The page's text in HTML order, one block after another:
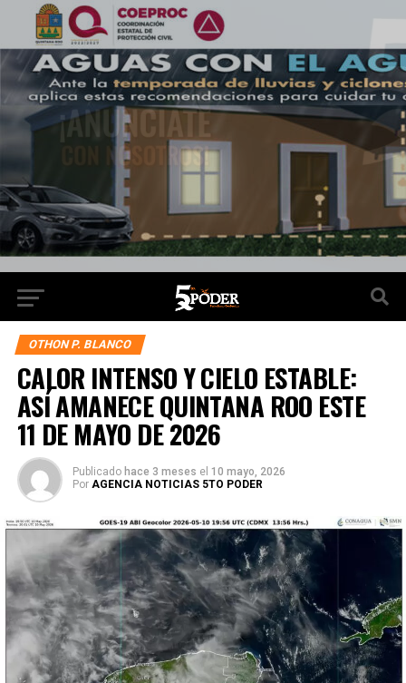
OTHON P. BLANCO
CALOR INTENSO Y CIELO ESTABLE:
ASÍ AMANECE QUINTANA ROO ESTE
11 DE MAYO DE 2026
Publicado hace 3 meses el 10 mayo, 2026
Por AGENCIA NOTICIAS 5TO PODER